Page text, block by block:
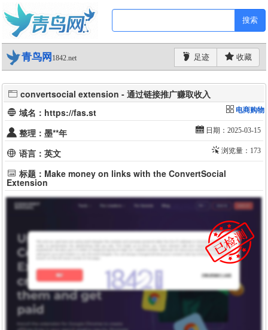
搜索
青鸟网 1842.net 足迹 收藏
convertsocial extension - 通过链接推广赚取收入
域名：https://fas.st
电商购物
整理：墨**年 日期：2025-03-15
语言：英文 浏览量：173
标题：Make money on links with the ConvertSocial
Extension